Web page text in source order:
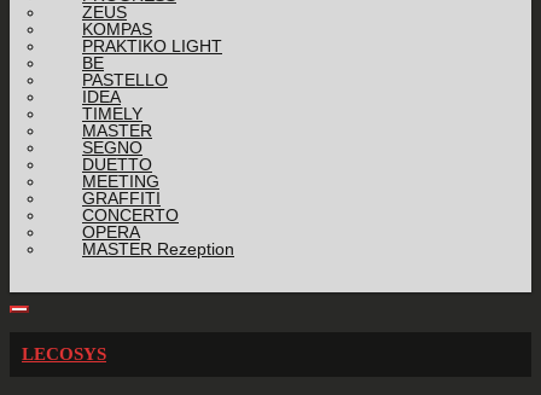
ZEUS
KOMPAS
PRAKTIKO LIGHT
BE
PASTELLO
IDEA
TIMELY
MASTER
SEGNO
DUETTO
MEETING
GRAFFITI
CONCERTO
OPERA
MASTER Rezeption
LECOSYS